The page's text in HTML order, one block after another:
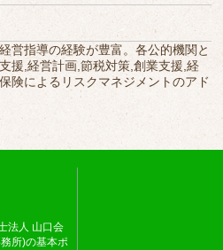
営指導の経験が豊富。各公的機関と
援,経営計画,節税対策,創業支援,経
険によるリスクマネジメントのアド
法人 山口会
所)の基本ポ